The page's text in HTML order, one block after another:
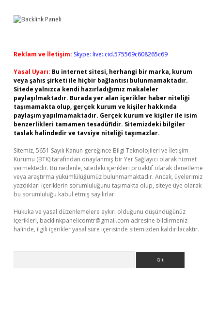
Reklam ve İletişim: Skype: live:.cid.575569c608265c69
Yasal Uyarı: Bu internet sitesi, herhangi bir marka, kurum
veya şahıs şirketi ile hiçbir bağlantısı bulunmamaktadır.
Sitede yalnızca kendi hazırladığımız makaleler
paylaşılmaktadır. Burada yer alan içerikler haber niteliği
taşımamakta olup, gerçek kurum ve kişiler hakkında
paylaşım yapılmamaktadır. Gerçek kurum ve kişiler ile isim
benzerlikleri tamamen tesadüfidir. Sitemizdeki bilgiler
taslak halindedir ve tavsiye niteliği taşımazlar.
Sitemiz, 5651 Sayılı Kanun gereğince Bilgi Teknolojileri ve İletişim
Kurumu (BTK) tarafından onaylanmış bir Yer Sağlayıcı olarak hizmet
vermektedir. Bu nedenle, sitedeki içerikleri proaktif olarak denetleme
veya araştırma yükümlülüğümüz bulunmamaktadır. Ancak, üyelerimiz
yazdıkları içeriklerin sorumluluğunu taşımakta olup, siteye üye olarak
bu sorumluluğu kabul etmiş sayılırlar.
Hukuka ve yasal düzenlemelere aykırı olduğunu düşündüğünüz
içerikleri, backlinkpanelicomtr@gmail.com adresine bildirmeniz
halinde, ilgili içerikler yasal süre içerisinde sitemizden kaldırılacaktır.